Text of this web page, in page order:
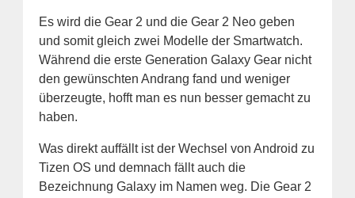
Es wird die Gear 2 und die Gear 2 Neo geben
und somit gleich zwei Modelle der Smartwatch.
Während die erste Generation Galaxy Gear nicht
den gewünschten Andrang fand und weniger
überzeugte, hofft man es nun besser gemacht zu
haben.
Was direkt auffällt ist der Wechsel von Android zu
Tizen OS und demnach fällt auch die
Bezeichnung Galaxy im Namen weg. Die Gear 2